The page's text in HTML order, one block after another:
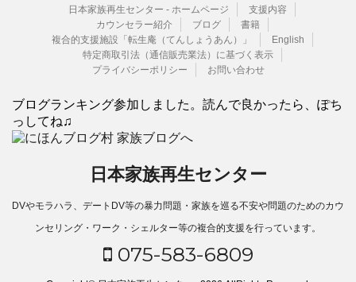
日本家族再生センター - ホームページ
支援内容
カウンセラー紹介
ブログ
書籍
複合的支援施設「転生庵（てんしょうあん）」
English
特定商取引法（通信販売業法）に基づく表示
プライバシーポリシー
お問い合わせ
ブログランキング参加しました。読んで良かったら、ぽち
っしてね♫
日本家族再生センター
DVやモラハラ、デートDV等の暴力問題・家族を巡る不安や問題のためのカウ
ンセリング・ワーク・シェルター等の複合的支援を行っています。
075-583-6809